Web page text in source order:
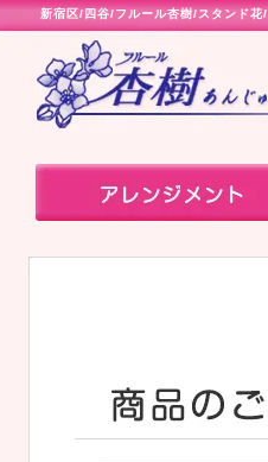
新宿区/ 四谷/フルール杏樹/スタンド花/